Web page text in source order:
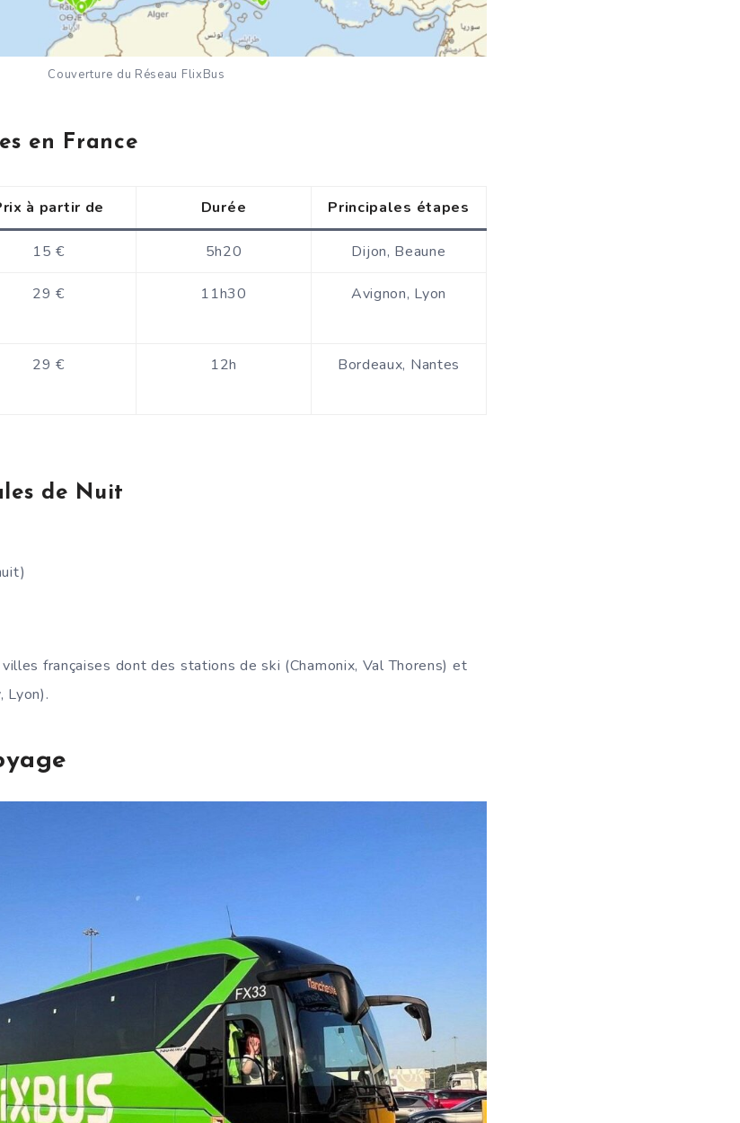
Couverture du Réseau FlixBus
en France
à partir de Durée Principales étapes
15 € 5h20 Dijon, Beaune
29 € 11h30 Avignon, Lyon
29 € 12h Bordeaux, Nantes
de Nuit
françaises dont des stations de ski (Chamonix, Val Thorens) et
Lyon).